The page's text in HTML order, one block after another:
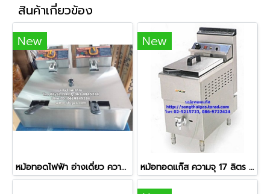
สินค้าเกี่ยวข้อง
New
หม้อทอดไฟฟ้า อ่างเดี่ยว ความจุ 12 ลิตร ยี่ห้อเวอร์รี่ รุ่น HY-83
New
หม้อทอดแก๊ส ความจุ 17 ลิตร ควบคุมอุณหภูมิได้